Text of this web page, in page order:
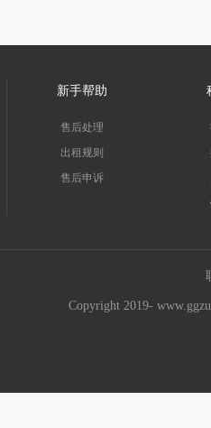
新手帮助
售后处理
出租规则
售后申诉
Copyright 2019-